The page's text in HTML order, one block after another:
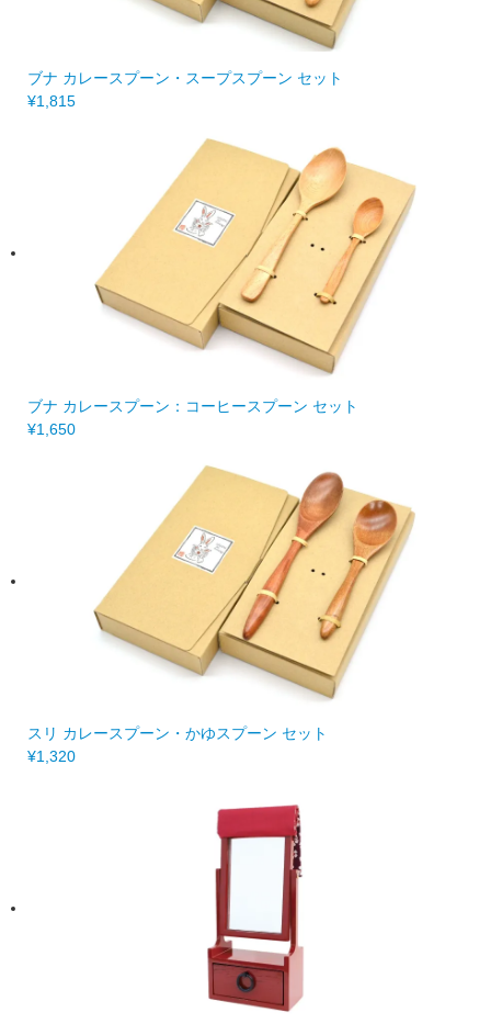
ブナ カレースプーン・スープスプーン セット
¥1,815
ブナ カレースプーン：コーヒースプーン セット
¥1,650
スリ カレースプーン・かゆスプーン セット
¥1,320